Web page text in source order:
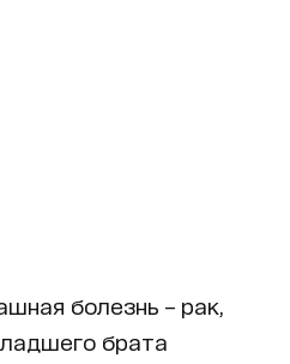
болезнь – рак,
брата